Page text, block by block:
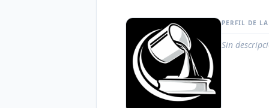
PERFIL DE
Sin